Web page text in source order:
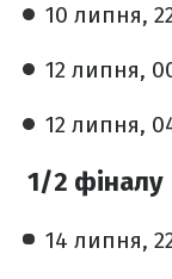
10 липня,
12 липня,
12 липня,
1/2 фіналу
14 липня,